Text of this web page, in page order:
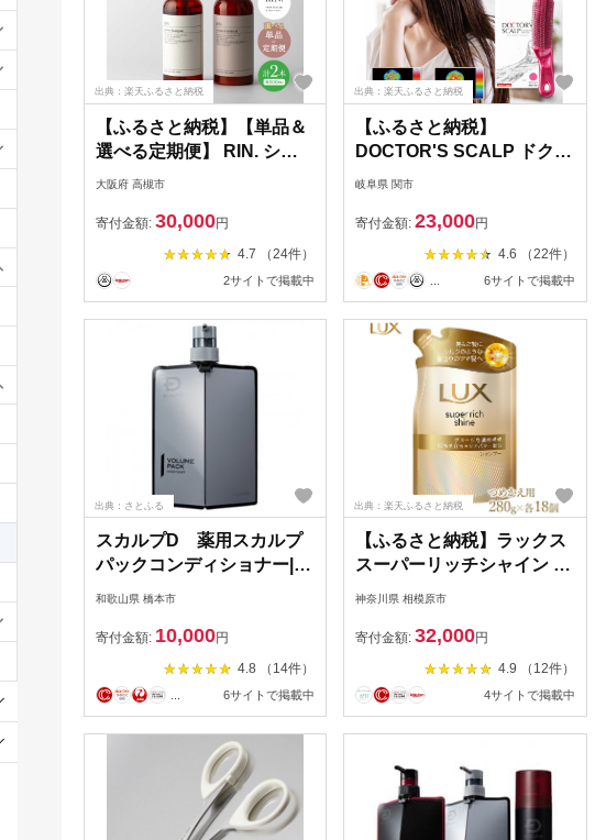
出典：楽天ふるさと納税
【ふるさと納税】【単品＆
選べる定期便】 RIN. シャ
ンプー&トリートメントセ
リンス トリートメント コ
ンディショナー 美容室専売
サロン サロン専売 ダメー
べ物以外 食品以外 大阪府
高槻市/株式会社sodatu.
[AOCK009]
大阪府 高槻市
寄付金額: 30,000円
4.7 （24件）
2サイトで掲載中
出典：楽天ふるさと納税
【ふるさと納税】
DOCTOR'S SCALP ドクタ
ーズスカルプ ヘアケア ブ
日本製 国産 ヘアブラシ く
し 櫛 毛穴 クレンジング/頭
皮 マッサージ/毛髪 ケア 髪
防 頭 髪 艶髪 前髪 静電気抑
制 女性 美容 H20-90
岐阜県 関市
寄付金額:23,000円
4.6 （22件）
6サイトで掲載中
出典：さとふる
スカルプD 薬用スカルプ
パックコンディショナー|コ
ンディショナー メンズ 薬
和歌山県 橋本市
寄付金額: 10,000円
4.8 （14件）
6サイトで掲載中
出典：楽天ふるさと納税
【ふるさと納税】ラックス
スーパーリッチシャイン ダ
メージリペア 補修シャンプ
※離島への配送不可
神奈川県 相模原市
寄付金額:32,000円
4.9 （12件）
4サイトで掲載中